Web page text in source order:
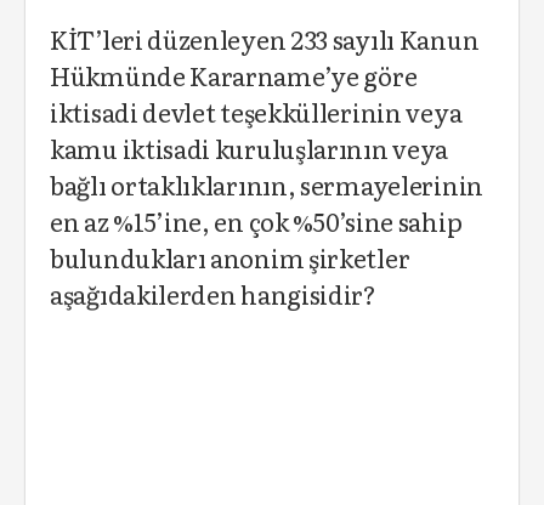
KİT’leri düzenleyen 233 sayılı Kanun
Hükmünde Kararname’ye göre
iktisadi devlet teşekküllerinin veya
kamu iktisadi kuruluşlarının veya
bağlı ortaklıklarının, sermayelerinin
en az %15’ine, en çok %50’sine sahip
bulundukları anonim şirketler
aşağıdakilerden hangisidir?